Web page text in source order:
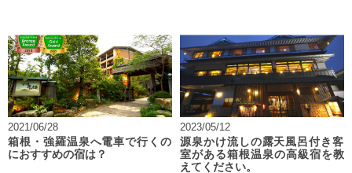
2021/06/28
箱根・強羅温泉へ電車で行くの
におすすめの宿は？
2023/05/12
源泉かけ流しの露天風呂付き客
室がある箱根温泉の高級宿を教
えてください。